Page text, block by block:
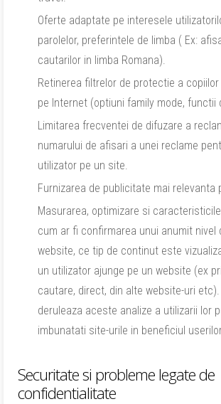
Oferte adaptate pe interesele
parolelor, preferintele de limba ( Ex:
cautarilor in limba Romana).
Retinerea filtrelor de protectie a
pe Internet (optiuni family mode, functii
Limitarea frecventei de difuzare a
numarului de afisari a unei reclame
utilizator pe un site.
Furnizarea de publicitate mai relevanta
Masurarea, optimizare si
cum ar fi confirmarea unui anumit nivel
website, ce tip de continut este
un utilizator ajunge pe un website (ex
cautare, direct, din alte website-uri
deruleaza aceste analize a utilizarii lor
imbunatati site-urile in beneficiul
Securitate si probleme legate de
confidentialitate